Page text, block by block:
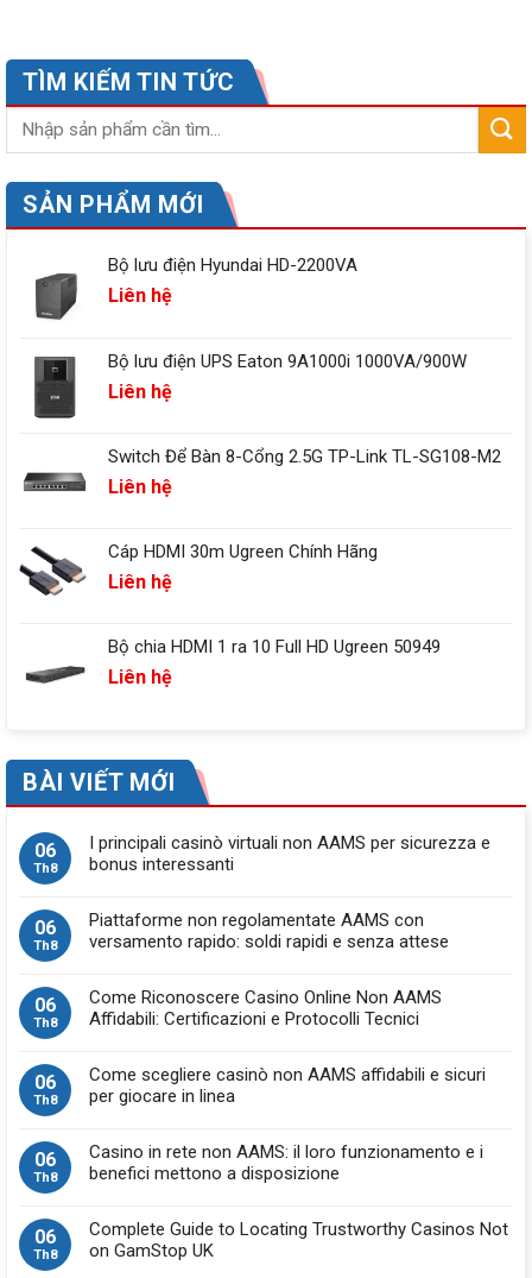
TÌM KIẾM TIN TỨC
SẢN PHẨM MỚI
Bộ lưu điện Hyundai HD-2200VA
Liên hệ
Bộ lưu điện UPS Eaton 9A1000i 1000VA/900W
Liên hệ
Switch Để Bàn 8-Cổng 2.5G TP-Link TL-SG108-M2
Liên hệ
Cáp HDMI 30m Ugreen Chính Hãng
Liên hệ
Bộ chia HDMI 1 ra 10 Full HD Ugreen 50949
Liên hệ
BÀI VIẾT MỚI
06
Th8
I principali casinò virtuali non AAMS per sicurezza e
bonus interessanti
06
Th8
Piattaforme non regolamentate AAMS con
versamento rapido: soldi rapidi e senza attese
06
Th8
Come Riconoscere Casino Online Non AAMS
Affidabili: Certificazioni e Protocolli Tecnici
06
Th8
Come scegliere casinò non AAMS affidabili e sicuri
per giocare in linea
06
Th8
Casino in rete non AAMS: il loro funzionamento e i
benefici mettono a disposizione
06
Th8
Complete Guide to Locating Trustworthy Casinos Not
on GamStop UK